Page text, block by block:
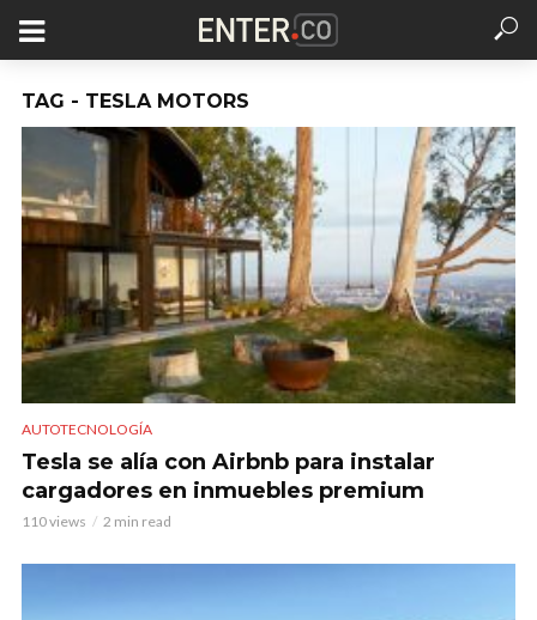
TAG - TESLA MOTORS
AUTOTECNOLOGÍA
Tesla se alía con Airbnb para instalar
cargadores en inmuebles premium
110 views 2 min read